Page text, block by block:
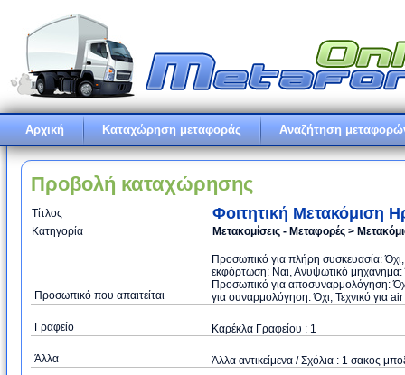
Αρχική Καταχώρηση μεταφοράς Αναζήτηση
Προβολή καταχώρησης
Τίτλος Φοιτητική Mετακόμιση
Κατηγορία Μετακομίσεις - Μεταφορές >
Προσωπικό που απαιτείται
Προσωπικό για πλήρη συσκευασία:
εκφόρτωση: Ναι, Ανυψωτικό μηχάνημα:
Προσωπικό για αποσυναρμολόγηση:
για συναρμολόγηση: Όχι, Τεχνικό για
Γραφείο Καρέκλα Γραφείου : 1
Άλλα Άλλα αντικείμενα / Σχόλια : 1 σακος